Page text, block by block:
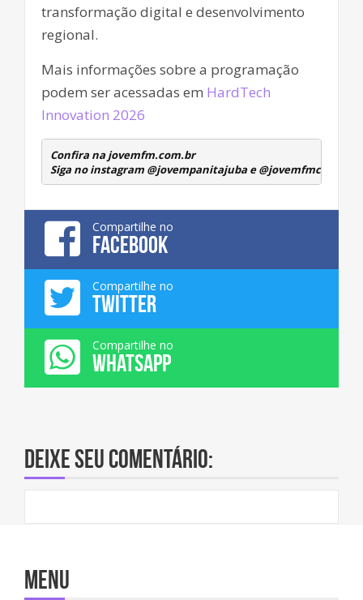
transformação digital e desenvolvimento
regional.
Mais informações sobre a programação
podem ser acessadas em HardTech
Innovation 2026
Confira na jovemfm.com.br
Siga no instagram @jovempanitajuba e
Compartilhe no
FACEBOOK
Compartilhe no
TWITTER
Compartilhe no
WHATSAPP
Deixe seu comentário:
Menu